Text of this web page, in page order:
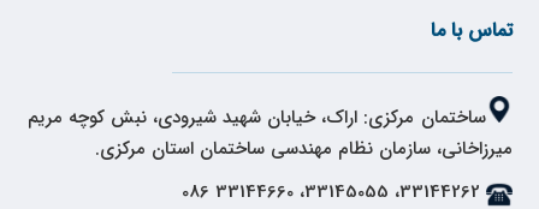
تماس با ما
ساختمان مرکزی: اراک، خیابان شهید شیرودی، نبش کوچه مریم
میرزاخانی، سازمان نظام مهندسی ساختمان استان مرکزی.
33144262، 33145055، 33144660 086